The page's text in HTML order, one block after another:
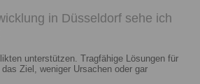
in Düsseldorf sehe ich
unterstützen. Tragfähige Lösungen für
Ziel, weniger Ursachen oder gar